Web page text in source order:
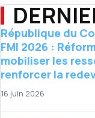
République du
FMI 2026 :
mobiliser les
renforcer la
16 juin 2026